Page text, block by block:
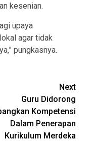
kesenian.
upaya
agar tidak
pungkasnya.
Next
Guru Didorong
Kompetensi
Dalam Penerapan
Kurikulum Merdeka